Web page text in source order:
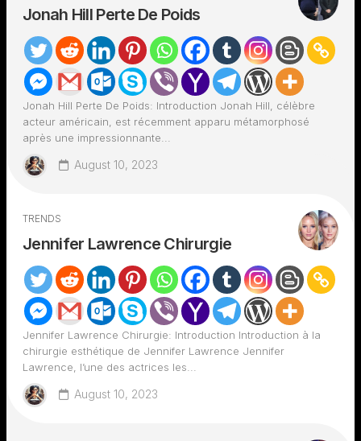
Jonah Hill Perte De Poids
Jonah Hill Perte De Poids: Introduction Jonah Hill, célèbre
acteur américain, est récemment apparu métamorphosé
après une impressionnante...
August 10, 2023
TRENDS
Jennifer Lawrence Chirurgie
Jennifer Lawrence Chirurgie: Introduction Introduction à la
chirurgie esthétique de Jennifer Lawrence Jennifer
Lawrence, l’une des actrices les...
August 10, 2023